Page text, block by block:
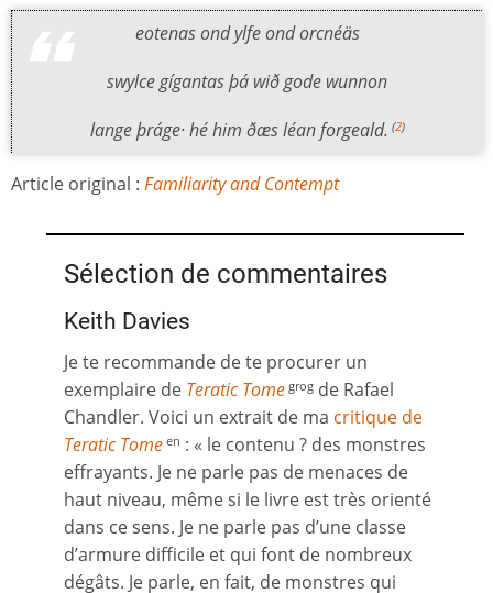
eotenas ond ylfe ond orcnéäs
swylce gígantas þá wið gode wunnon
lange þráge· hé him ðæs léan forgeald. (2)
Article original : Familiarity and Contempt
Sélection de commentaires
Keith Davies
Je te recommande de te procurer un
exemplaire de Teratic Tome grog de Rafael
Chandler. Voici un extrait de ma critique de
Teratic Tome en : « le contenu ? des monstres
effrayants. Je ne parle pas de menaces de
haut niveau, même si le livre est très orienté
dans ce sens. Je ne parle pas d’une classe
d’armure difficile et qui font de nombreux
dégâts. Je parle, en fait, de monstres qui